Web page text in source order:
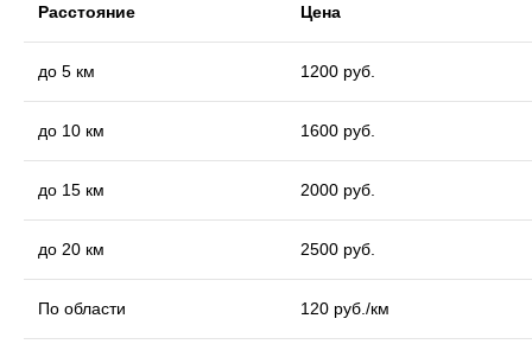
Расстояние Цена
до 5 км 1200 руб.
до 10 км 1600 руб.
до 15 км 2000 руб.
до 20 км 2500 руб.
По области 120 руб./км